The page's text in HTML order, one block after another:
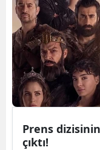
Prens
çıktı!